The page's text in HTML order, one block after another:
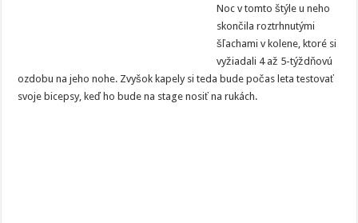
Noc v tomto štýle u neho
skončila roztrhnutými
šľachami v kolene, ktoré si
vyžiadali 4 až 5-týždňovú
ozdobu na jeho nohe. Zvyšok kapely si teda bude počas leta testovať
svoje bicepsy, keď ho bude na stage nosiť na rukách.